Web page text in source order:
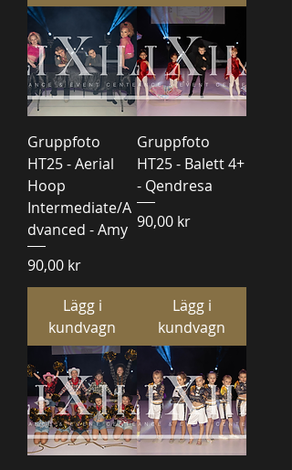
Gruppfoto
HT25 - Aerial
Hoop
Intermediate/A
dvanced - Amy
Pris
90,00 kr
Lägg i
kundvagn
Gruppfoto
HT25 - Balett 4+
- Qendresa
Pris
90,00 kr
Lägg i
kundvagn